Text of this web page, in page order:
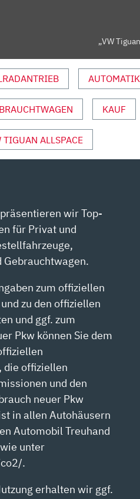
„VW
KAUF
TIGUAN ALLSPACE
wir Top-
für Privat und
Gebrauchtwagen.
zum offiziellen
zu den offiziellen
und ggf. zum
Pkw können Sie dem
die offiziellen
und den
neuer Pkw
in allen Autohäusern
Automobil Treuhand
unter
.
erhalten wir ggf.